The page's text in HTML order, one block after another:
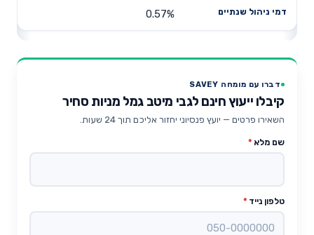
0.57%
דברו עם מומחה SAVEY
קיבלו ייעוץ חינם לגבי מיטב גמל מניות סחיר
השאירו פרטים — יועץ פנסיוני יחזור אליכם תוך 24 שעות.
שם מלא *
טלפון נייד *